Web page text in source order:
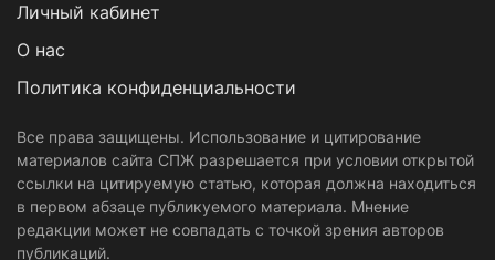
Личный кабинет
О нас
Политика конфиденциальности
Все права защищены. Использование и цитирование
материалов сайта СПЖ разрешается при условии открытой
ссылки на цитируемую статью, которая должна находиться
в первом абзаце публикуемого материала. Мнение
редакции может не совпадать с точкой зрения авторов
публикаций.